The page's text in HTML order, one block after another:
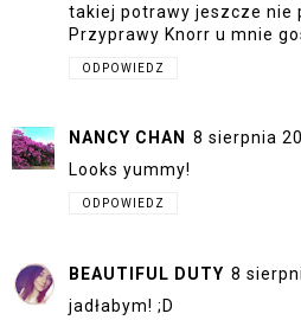
takiej potrawy jeszcze nie
Przyprawy Knorr u mnie
ODPOWIEDZ
NANCY CHAN
8 sierpnia
Looks yummy!
ODPOWIEDZ
BEAUTIFUL DUTY 8
jadłabym! ;D